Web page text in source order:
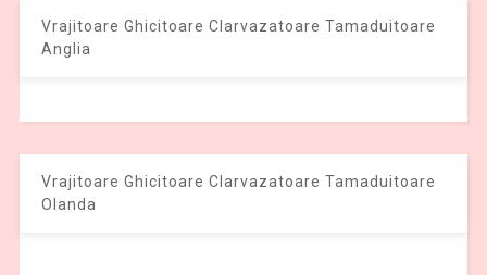
Vrajitoare Ghicitoare Clarvazatoare Tamaduitoare
Anglia
Vrajitoare Ghicitoare Clarvazatoare Tamaduitoare
Olanda